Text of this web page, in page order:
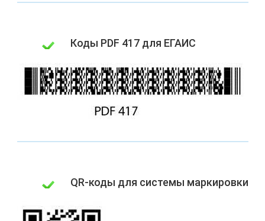
Коды PDF 417 для ЕГАИС
QR-коды для системы маркировки